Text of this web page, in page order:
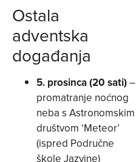
Ostala
adventska
događanja
5. prosinca (20 sati)–
promatranje noćnog
neba s Astronomskim
društvom ‘Meteor’
(ispred Područne
škole Jazvine)